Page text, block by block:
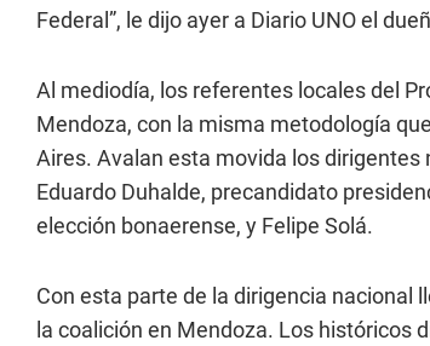
Federal”, le dijo ayer a Diario UNO el
Al mediodía, los referentes locales del
Mendoza, con la misma metodología
Aires. Avalan esta movida los dirigentes
Eduardo Duhalde, precandidato
elección bonaerense, y Felipe Solá.
Con esta parte de la dirigencia nacional
la coalición en Mendoza. Los históricos